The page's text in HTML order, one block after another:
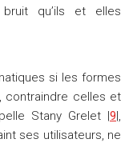
qu’ils et elles
si les formes
contraindre celles et
Stany Grelet |9|,
ses utilisateurs, ne